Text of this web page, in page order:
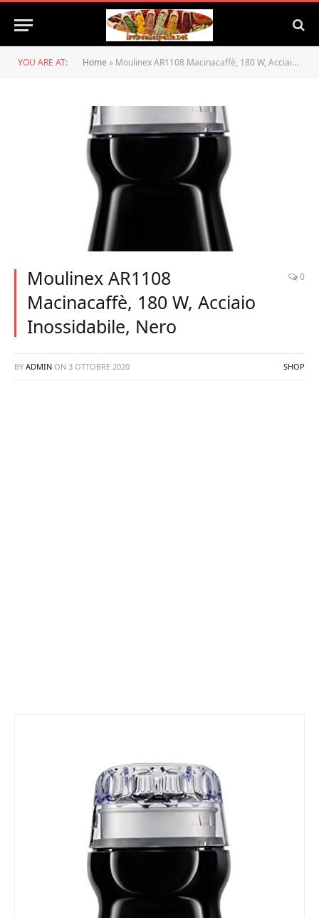
YOU ARE AT: Home » Moulinex AR1108 Macinacaffè, 180 W, Acciaio Inossidabile, Nero
Moulinex AR1108
Macinacaffè, 180 W, Acciaio
Inossidabile, Nero
0
BY ADMIN ON 3 OTTOBRE 2020 SHOP